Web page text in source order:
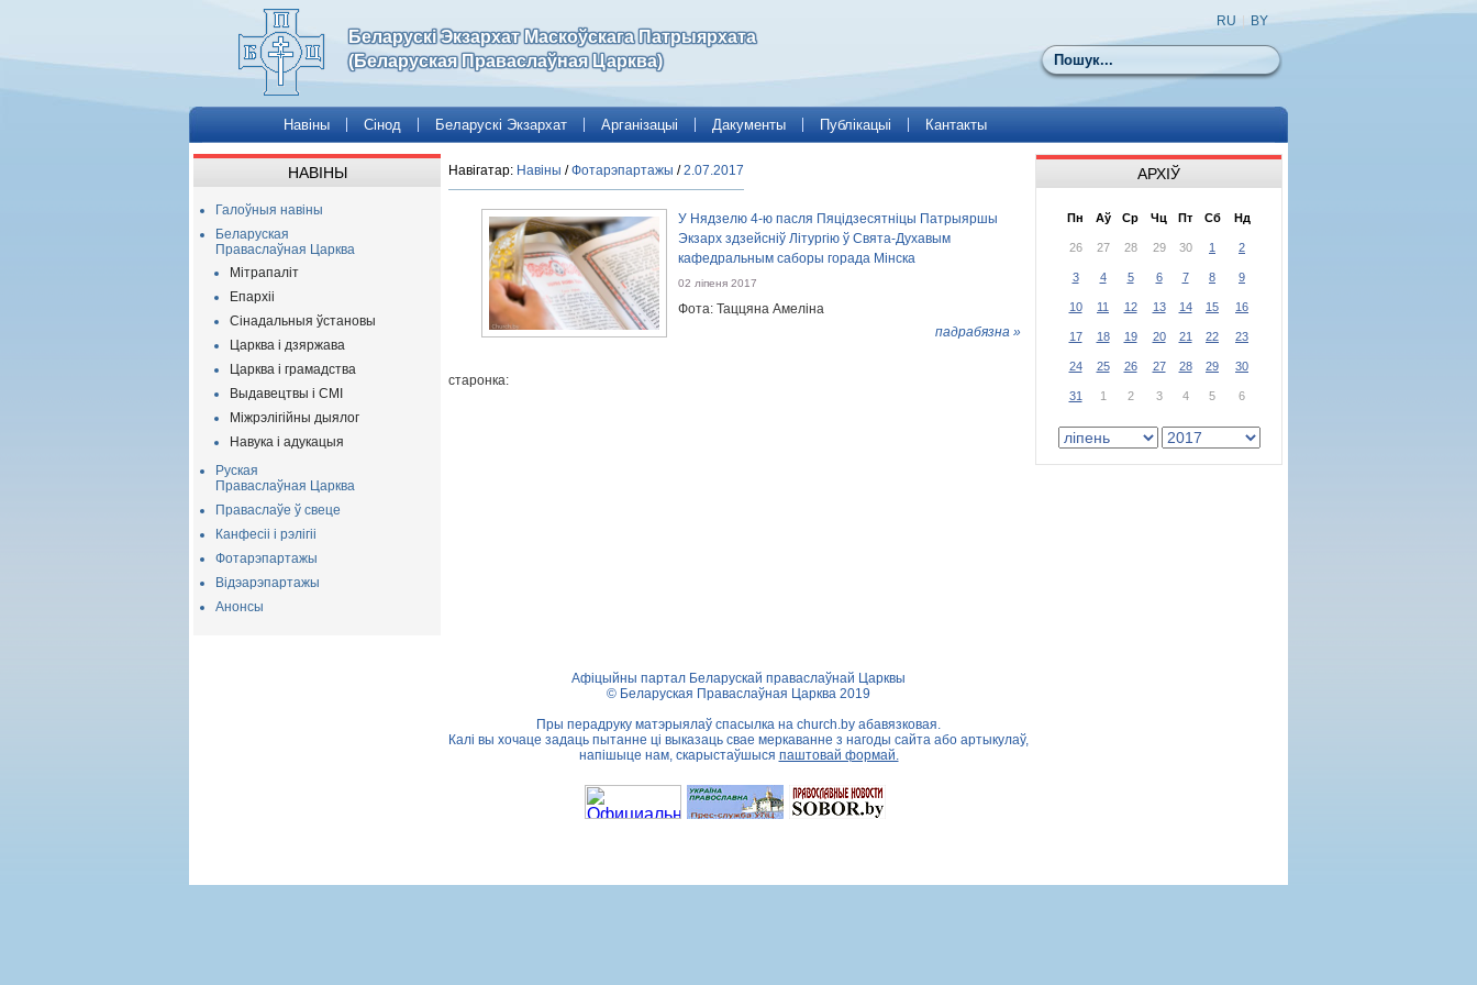
Беларускі Экзархат Маскоўскага Патрыярхата
(Беларуская Праваслаўная Царква)
Пошук
RU BY
Навіны Сінод Беларускі Экзархат Арганізацыі Дакументы Публікацыі Кантакты
НАВІНЫ
Галоўныя навіны
Беларуская
Праваслаўная Царква
Мітрапаліт
Епархіі
Сінадальныя ўстановы
Царква і дзяржава
Царква і грамадства
Выдавецтвы і СМІ
Міжрэлігійны дыялог
Навука і адукацыя
Руская
Праваслаўная Царква
Праваслаўе ў свеце
Канфесіі і рэлігіі
Фотарэпартажы
Відэарэпартажы
Анонсы
Навігатар: Навіны /Фотарэпартажы /2.07.2017
У Нядзелю 4-ю пасля Пяцідзесятніцы Патрыяршы
Экзарх здзейсніў Літургію ў Свята-Духавым
кафедральным саборы горада Мінска
02 ліпеня 2017
Фота: Таццяна Амеліна
падрабязна »
старонка:
АРХІЎ
Пн Аў Ср Чц Пт Сб Нд
26 27 28 29 30 1 2
3 4 5 6 7 8 9
10 11 12 13 14 15 16
17 18 19 20 21 22 23
24 25 26 27 28 29 30
31 1 2 3 4 5 6
Афіцыйны партал Беларускай праваслаўнай Царквы
© Беларуская Праваслаўная Царква 2019
Пры перадруку матэрыялаў спасылка на church.by абавязковая.
Калі вы хочаце задаць пытанне ці выказаць свае меркаванне з нагоды сайта або артыкулаў,
напішыце нам, скарыстаўшыся паштовай формай.